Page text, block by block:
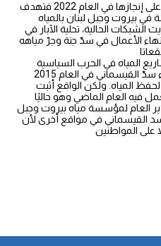
أما الخطة الخماسية التي يتم العمل على إنجازها في العام 2022 فتهدف
بيروت وجبل لبنان بالمياه
الحالية، تحلية الآبار في
الأعمال في سدّ جنة وجرّ مياهه
المياه في الحرب السياسية
مشيرًا إلى أن أحد النواب إنتقد إنشاء سدّ القيسماني في العام 2015
المياه. ولكن الواقع أثبت
فيه العام الماضي وهو حاليًا
وأمل المدير العام لمؤسسة مياه بيروت وجبل
سد القيسماني في مواقع أخرى لأن
على المواطنين